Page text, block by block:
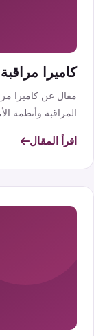
كاميرا
مقال عن كاميرا
المراقبة وأنظمة
اقرأ المقال